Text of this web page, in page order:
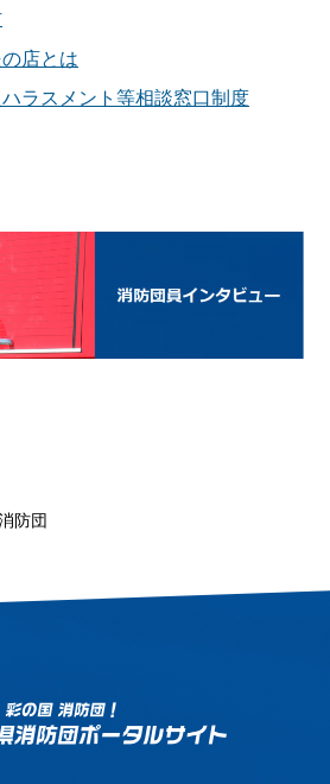
店とは
ラスメント等相談窓口制度
防団